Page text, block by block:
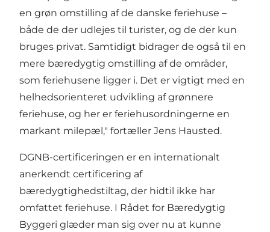
en grøn omstilling af de danske feriehuse –
både de der udlejes til turister, og de der kun
bruges privat. Samtidigt bidrager de også til en
mere bæredygtig omstilling af de områder,
som feriehusene ligger i. Det er vigtigt med en
helhedsorienteret udvikling af grønnere
feriehuse, og her er feriehusordningerne en
markant milepæl," fortæller Jens Hausted.
DGNB-certificeringen er en internationalt
anerkendt certificering af
bæredygtighedstiltag, der hidtil ikke har
omfattet feriehuse. I Rådet for Bæredygtig
Byggeri glæder man sig over nu at kunne